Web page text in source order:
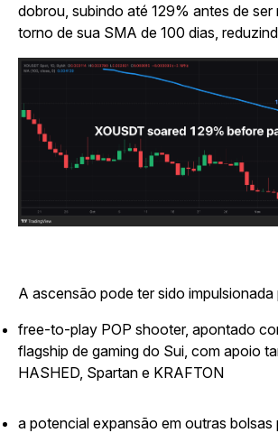
dobrou, subindo até 129% antes de ser
torno de sua SMA de 100 dias,
A ascensão pode ter sido impulsionada
free-to-play POP shooter, apontado
flagship de gaming do Sui, com apoio
HASHED, Spartan e KRAFTON
a potencial expansão em outras bolsas